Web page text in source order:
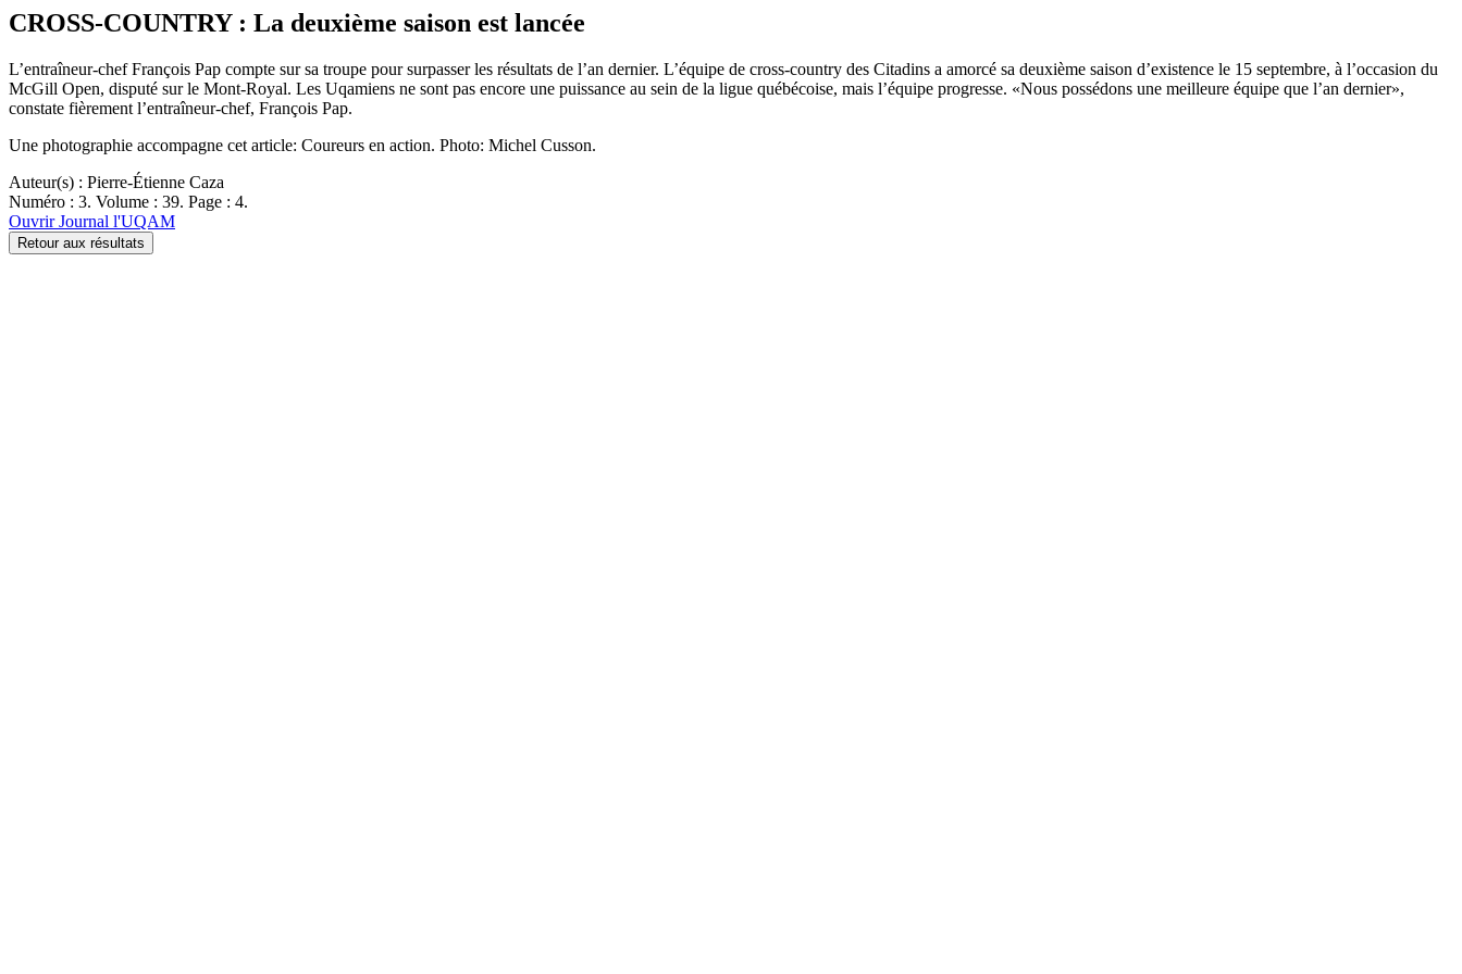
CROSS-COUNTRY : La deuxième saison est lancée
L’entraîneur-chef François Pap compte sur sa troupe pour surpasser les résultats de l’an dernier. L’équipe de cross-country des Citadins a amorcé sa deuxième saison d’existence le 15 septembre, à l’occasion du
McGill Open, disputé sur le Mont-Royal. Les Uqamiens ne sont pas encore une puissance au sein de la ligue québécoise, mais l’équipe progresse. «Nous possédons une meilleure équipe que l’an dernier»,
constate fièrement l’entraîneur-chef, François Pap.
Une photographie accompagne cet article: Coureurs en action. Photo: Michel Cusson.
Auteur(s) : Pierre-Étienne Caza
Numéro : 3. Volume : 39. Page : 4.
Ouvrir Journal l'UQAM
Retour aux résultats